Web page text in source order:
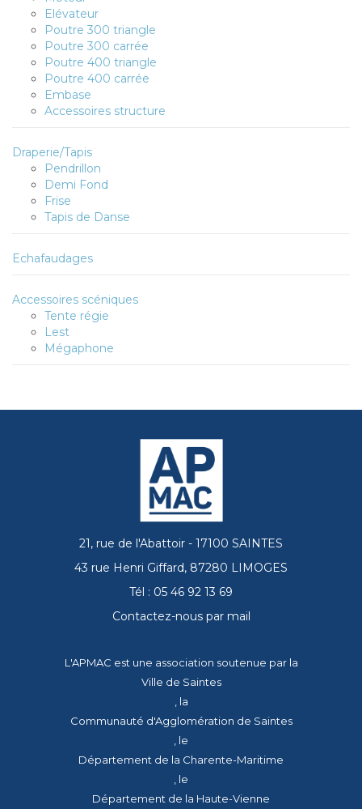
Elévateur
Poutre 300 triangle
Poutre 300 carrée
Poutre 400 triangle
Poutre 400 carrée
Embase
Accessoires structure
Draperie/Tapis
Pendrillon
Demi Fond
Frise
Tapis de Danse
Echafaudages
Accessoires scéniques
Tente régie
Lest
Mégaphone
21, rue de l'Abattoir - 17100 SAINTES
43 rue Henri Giffard, 87280 LIMOGES
Tél : 05 46 92 13 69
Contactez-nous par mail
L'APMAC est une association soutenue par la
Ville de Saintes
, la
Communauté d'Agglomération de Saintes
, le
Département de la Charente-Maritime
, le
Département de la Haute-Vienne